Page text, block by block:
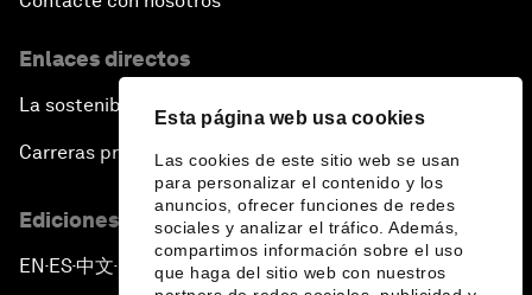
Esta página web usa cookies
Las cookies de este sitio web se usan
para personalizar el contenido y los
anuncios, ofrecer funciones de redes
sociales y analizar el tráfico. Además,
compartimos información sobre el uso
que haga del sitio web con nuestros
Enlaces directos
La sostenibilidad en el Foro
Carreras profesionales
Ediciones en otros idiomas
EN ▪ES▪中文▪ 日本語